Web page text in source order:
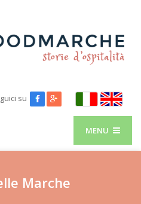
su
MENU
Marche